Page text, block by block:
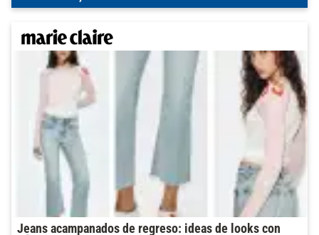
Jeans acampanados de regreso: ideas de looks con